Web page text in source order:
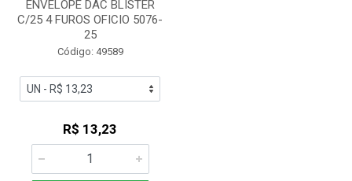
ENVELOPE DAC BLISTER
C/25 4 FUROS OFICIO 5076-
25
Código: 49589
R$ 13,23